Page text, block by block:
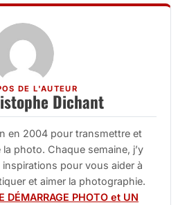
DE L'AUTEUR
Dichant
en 2004 pour transmettre et
photo. Chaque semaine, j’y
pour vous aider à
et aimer la photographie.
DÉMARRAGE PHOTO et UN